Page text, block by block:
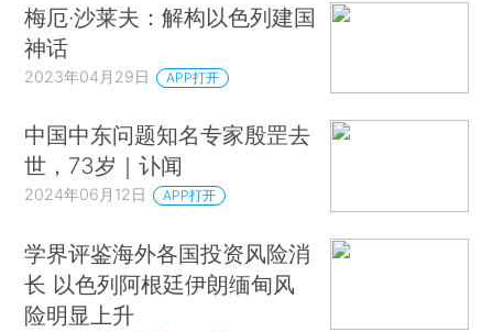
梅厄·沙莱夫：解构以色列建国
神话
2023年04月29日 APP打开
中国中东问题知名专家殷罡去
世，73岁｜讣闻
2024年06月12日 APP打开
学界评鉴海外各国投资风险消
长 以色列阿根廷伊朗缅甸风
险明显上升